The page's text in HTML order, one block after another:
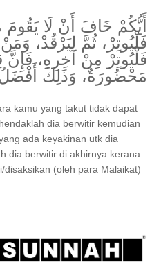
أَيُّكُمْ خَافَ أَنْ لَا يَقُومَ
فَلْيُوتِرْ، ثُمَّ لِيَرْقُدْ،
فَلْيُوتِرْ مِنْ آخِرِهِ، فَإِنَّ
مَحْضُورَةٌ، وَذَلِكَ
kamu yang takut tidak dapat
dia berwitir kemudian
ada keyakinan utk dia
dia berwitir di akhirnya kerana
disaksikan (oleh para Malaikat)